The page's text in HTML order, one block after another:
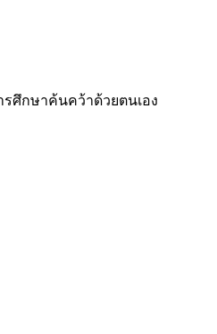
ศึกษาค้นคว้าด้วยตนเอง